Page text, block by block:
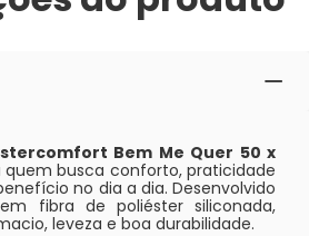
Bem Me Quer 50 x
quem busca conforto, praticidade
no dia a dia. Desenvolvido
fibra de poliéster siliconada,
leveza e boa durabilidade.